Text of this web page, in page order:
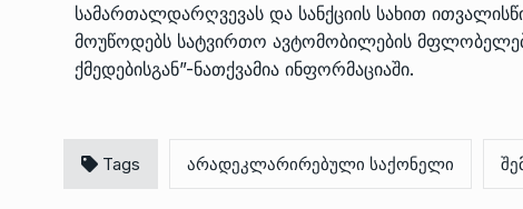
სამართალდარღვევას და სანქციის სახით
მოუწოდებს სატვირთო ავტომობილების
ქმედებისგან”-ნათქვამია ინფორმაციაში.
Tags არადეკლარირებული საქონელი